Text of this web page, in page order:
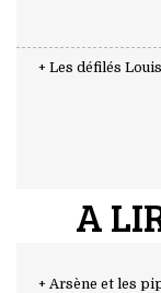
+ Les défilés
A
+ Arsène et les